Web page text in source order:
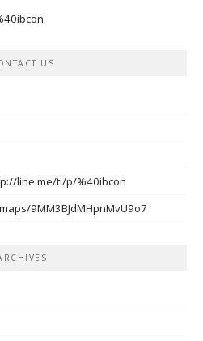
US
line.me/ti/p/%40ibcon
9MM3BJdMHpnMvU9o7